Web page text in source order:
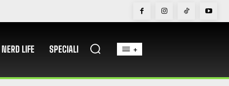
NERD LIFE SPECIALI +